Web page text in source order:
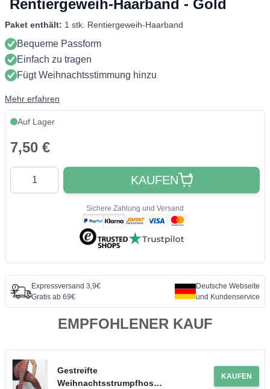
Rentiergeweih-Haarband - Gold
Paket enthält: 1 stk. Rentiergeweih-Haarband
Bequeme Passform
Einfach zu tragen
Fügt Weihnachtsstimmung hinzu
Mehr erfahren
Auf Lager
7,50 €
Quantity
KAUFEN
Sichere Zahlung und Versand
Expressversand 3,9€
Gratis ab 69€
Deutsche Webseite
und Kundenservice
EMPFOHLENER KAUF
Gestreifte
Weihnachtsstrumpfhosen
KAUFEN